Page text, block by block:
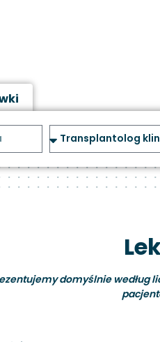
domyślnie według